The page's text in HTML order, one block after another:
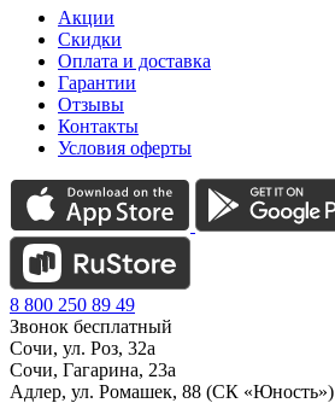
Акции
Скидки
Оплата и доставка
Гарантии
Отзывы
Контакты
Условия оферты
8 800 250 89 49
Звонок бесплатный
Сочи, ул. Роз, 32а
Сочи, Гагарина, 23а
Адлер, ул. Ромашек, 88 (СК «Юность»)